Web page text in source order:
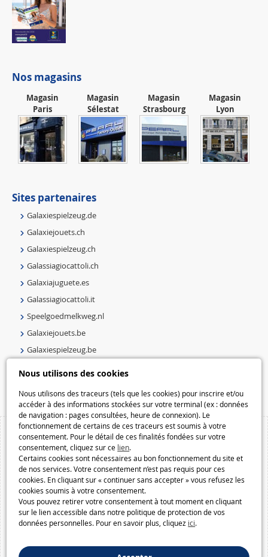
Nous utilisons des cookies
Nous utilisons des traceurs (tels que les cookies) pour inscrire et/ou
accéder à des informations stockées sur votre terminal (ex : données
de navigation : pages consultées, heure de connexion). Le
fonctionnement de certains de ces traceurs est soumis à votre
consentement. Pour le détail de ces finalités fondées sur votre
consentement, cliquez sur ce lien.
Certains cookies sont nécessaires au bon fonctionnement du site et
de nos services. Votre consentement n’est pas requis pour ces
cookies. En cliquant sur « continuer sans accepter » vous refusez les
cookies soumis à votre consentement.
Vous pouvez retirer votre consentement à tout moment en cliquant
sur le lien accessible dans notre politique de protection de vos
données personnelles. Pour en savoir plus, cliquez ici.
Nos magasins
Magasin
Paris
Magasin
Sélestat
Magasin
Strasbourg
Magasin
Lyon
Sites partenaires
Galaxiespielzeug.de
Galaxiejouets.ch
Galaxiespielzeug.ch
Galassiagiocattoli.ch
Galaxiajuguete.es
Galassiagiocattoli.it
Speelgoedmelkweg.nl
Galaxiejouets.be
Galaxiespielzeug.be